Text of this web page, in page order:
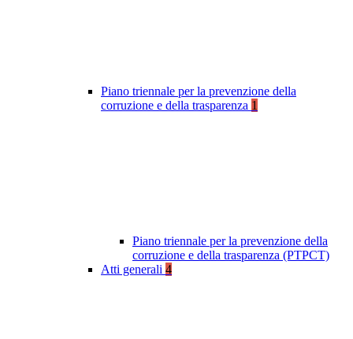
Piano triennale per la prevenzione della
corruzione e della trasparenza 1
Piano triennale per la prevenzione della
corruzione e della trasparenza (PTPCT)
Atti generali 4